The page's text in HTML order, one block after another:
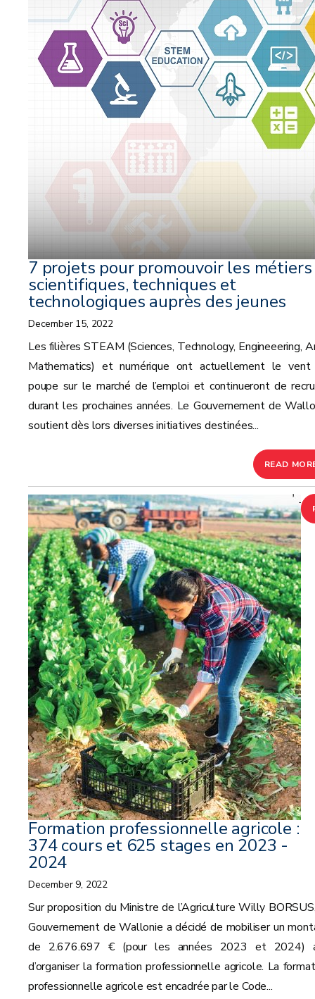
7 projets pour promouvoir les métiers
scientifiques, techniques et
technologiques auprès des jeunes
December 15, 2022
Les filières STEAM (Sciences, Technology, Engineeering,
Mathematics) et numérique ont actuellement le vent
poupe sur le marché de l’emploi et continueront de
durant les prochaines années. Le Gouvernement de
soutient dès lors diverses initiatives destinées...
READ
Formation professionnelle agricole :
374 cours et 625 stages en 2023 -
2024
December 9, 2022
Sur proposition du Ministre de l’Agriculture Willy
Gouvernement de Wallonie a décidé de mobiliser un
de 2.676.697 € (pour les années 2023 et 2024)
d’organiser la formation professionnelle agricole. La
professionnelle agricole est encadrée par le Code...